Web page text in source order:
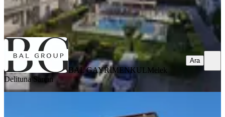
BAL GAYRİMENKULMelek Delituna Sarçın
Ara
BAL GAYRİMENKULMelek
Delituna Sarçın
Ara